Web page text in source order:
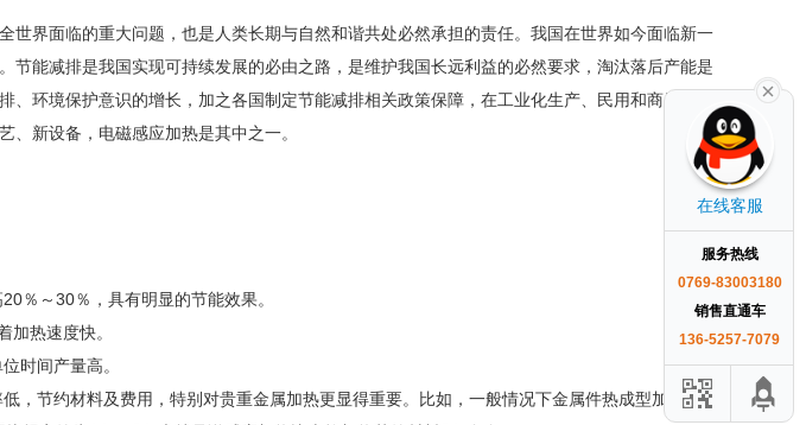
世界面临的重大问题，也是人类长期与自然和谐共处必然承担的责任。我国在世界如今面临新一
节能减排是我国实现可持续发展的必由之路，是维护我国长远利益的必然要求，淘汰落后产能是
、环境保护意识的增长，加之各国制定节能减排相关政策保障，在工业化生产、民用和商用等领
、新设备，电磁感应加热是其中之一。
％～30％，具有明显的节能效果。
加热速度快。
时间产量高。
，节约材料及费用，特别对贵重金属加热更显得重要。比如，一般情况下金属件热成型加热感应
在线客服
服务热线
0769-83003180
销售直通车
136-5257-7079